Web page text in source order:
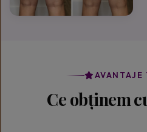
AVANTAJE
Ce obținem